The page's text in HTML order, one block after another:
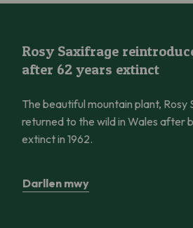
Rosy Saxifrage
after 62 years extinct
The beautiful mountain plant, Rosy
returned to the wild in Wales after
extinct in 1962.
Darllen mwy